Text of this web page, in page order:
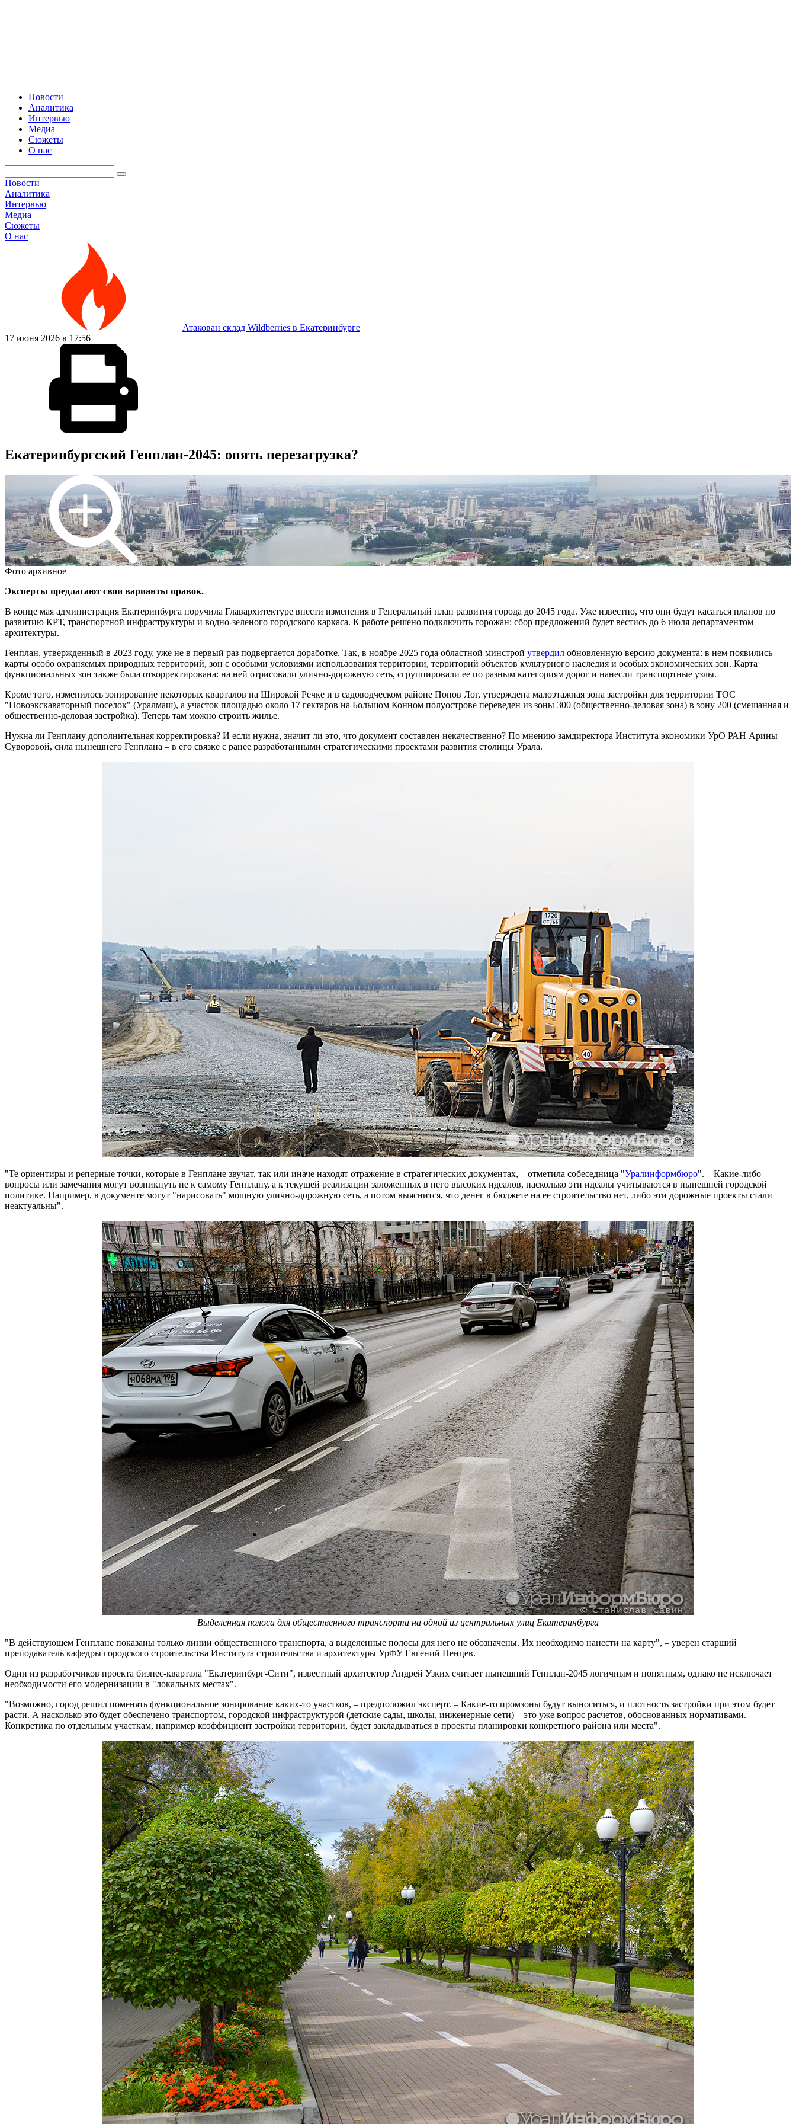
Новости
Аналитика
Интервью
Медиа
Сюжеты
О нас
Новости
Аналитика
Интервью
Медиа
Сюжеты
О нас
Атакован склад Wildberries в Екатеринбурге
17 июня 2026 в 17:56
Екатеринбургский Генплан-2045: опять перезагрузка?
Фото архивное
Эксперты предлагают свои варианты правок.
В конце мая администрация Екатеринбурга поручила Главархитектуре внести изменения в Генеральный план развития города до 2045 года. Уже известно, что они будут касаться планов по
развитию КРТ, транспортной инфраструктуры и водно-зеленого городского каркаса. К работе решено подключить горожан: сбор предложений будет вестись до 6 июля департаментом
архитектуры.
Генплан, утвержденный в 2023 году, уже не в первый раз подвергается доработке. Так, в ноябре 2025 года областной минстрой утвердил обновленную версию документа: в нем появились
карты особо охраняемых природных территорий, зон с особыми условиями использования территории, территорий объектов культурного наследия и особых экономических зон. Карта
функциональных зон также была откорректирована: на ней отрисовали улично-дорожную сеть, сгруппировали ее по разным категориям дорог и нанесли транспортные узлы.
Кроме того, изменилось зонирование некоторых кварталов на Широкой Речке и в садоводческом районе Попов Лог, утверждена малоэтажная зона застройки для территории ТОС
"Новоэкскаваторный поселок" (Уралмаш), а участок площадью около 17 гектаров на Большом Конном полуострове переведен из зоны 300 (общественно-деловая зона) в зону 200 (смешанная и
общественно-деловая застройка). Теперь там можно строить жилье.
Нужна ли Генплану дополнительная корректировка? И если нужна, значит ли это, что документ составлен некачественно? По мнению замдиректора Института экономики УрО РАН Арины
Суворовой, сила нынешнего Генплана – в его связке с ранее разработанными стратегическими проектами развития столицы Урала.
"Те ориентиры и реперные точки, которые в Генплане звучат, так или иначе находят отражение в стратегических документах, – отметила собеседница "Уралинформбюро". – Какие-либо
вопросы или замечания могут возникнуть не к самому Генплану, а к текущей реализации заложенных в него высоких идеалов, насколько эти идеалы учитываются в нынешней городской
политике. Например, в документе могут "нарисовать" мощную улично-дорожную сеть, а потом выяснится, что денег в бюджете на ее строительство нет, либо эти дорожные проекты стали
неактуальны".
Выделенная полоса для общественного транспорта на одной из центральных улиц Екатеринбурга
"В действующем Генплане показаны только линии общественного транспорта, а выделенные полосы для него не обозначены. Их необходимо нанести на карту", – уверен старший
преподаватель кафедры городского строительства Института строительства и архитектуры УрФУ Евгений Пенцев.
Один из разработчиков проекта бизнес-квартала "Екатеринбург-Сити", известный архитектор Андрей Узких считает нынешний Генплан-2045 логичным и понятным, однако не исключает
необходимости его модернизации в "локальных местах".
"Возможно, город решил поменять функциональное зонирование каких-то участков, – предположил эксперт. – Какие-то промзоны будут выноситься, и плотность застройки при этом будет
расти. А насколько это будет обеспечено транспортом, городской инфраструктурой (детские сады, школы, инженерные сети) – это уже вопрос расчетов, обоснованных нормативами.
Конкретика по отдельным участкам, например коэффициент застройки территории, будет закладываться в проекты планировки конкретного района или места".